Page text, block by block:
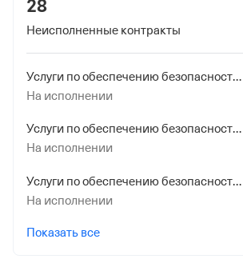
обл.
28
Неисполненные контракты
Услуги по обеспечению безопасности в чрезвычайных ситуациях прочие
На исполнении
Услуги по обеспечению безопасности на водных объектах
На исполнении
Услуги по обеспечению безопасности в чрезвычайных ситуациях прочие
На исполнении
Показать все